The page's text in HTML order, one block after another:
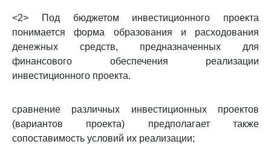
<2> Под бюджетом инвестиционного проекта
понимается форма образования и расходования
денежных средств, предназначенных для
финансового обеспечения реализации
инвестиционного проекта.
сравнение различных инвестиционных проектов
(вариантов проекта) предполагает также
сопоставимость условий их реализации;